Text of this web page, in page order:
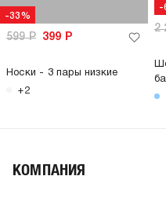
-33%
599Р 399 Р
Носки - 3 пары низкие
+2
-
2
КОМПАНИЯ